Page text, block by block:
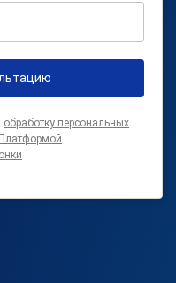
обработку персональных